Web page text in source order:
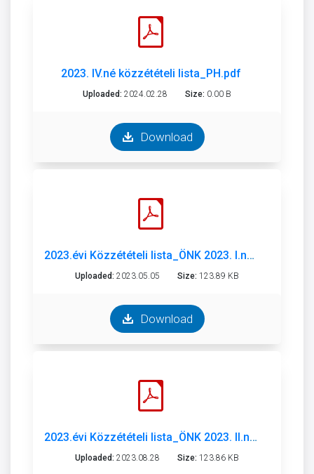
2023. IV.né közzétételi lista_PH.pdf
Uploaded: 2024.02.28 Size: 0.00 B
Download
2023.évi Közzétételi lista_ÖNK 2023. I.né..pdf
Uploaded: 2023.05.05 Size: 123.89 KB
Download
2023.évi Közzétételi lista_ÖNK 2023. II.né.pdf
Uploaded: 2023.08.28 Size: 123.86 KB